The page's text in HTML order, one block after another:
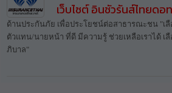
เว็บไซต์ อินชัวรันส์ไทยด
ด้านประกันภัย เพื่อประโยชน์ต่อสาธารณะชน "เ
ตัวแทน/นายหน้า ที่ดี มีความรู้ ช่วยเหลือเราได้
ภิบาล"